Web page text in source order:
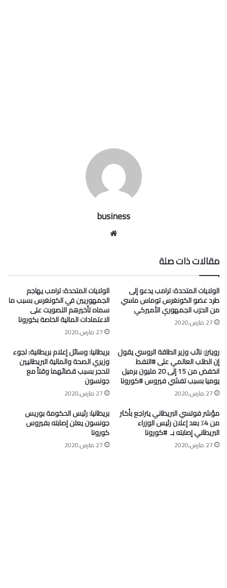
business
مقالات ذات صلة
الولايات المتحدة: ترامب يدعو إلى
طرد عضو الكونغرس توماس ماسي
من الحزب الجمهوري الأميركي
27 مارس,2020
الولايات المتحدة: ترامب يهاجم
الجمهوريين في الكونغرس بسبب ما
سماه تأخيرهم التصويت على
الاعتمادات المالية الخاصة بكورونا
27 مارس,2020
رويترز: نائب وزير الطاقة الروسي يقول
إن الطلب العالمي على #النفط
انخفض من 15 إلى 20 مليون برميل
يوميا بسبب تفشي فيروس #كورونا
27 مارس,2020
بريطانيا: وسائل إعلام بريطانية: لجوء
وزيري الصحة والمالية البريطانيين
للحجر بسبب قضائهما وقتاً مع
جونسون
27 مارس,2020
مؤشر فوتسي البريطاني يتراجع بأكثر
من 4٪ بعد إعلان رئيس الوزراء
البريطاني إصابته بـ ⁧ #كورونا⁩
27 مارس,2020
بريطانيا: رئيس الحكومة بوريس
جونسون يعلن إصابته بفيروس
كورونا
27 مارس,2020